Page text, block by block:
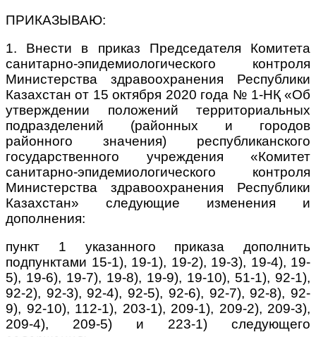
ПРИКАЗЫВАЮ:
1. Внести в приказ Председателя Комитета
санитарно-эпидемиологического контроля
Министерства здравоохранения Республики
Казахстан от 15 октября 2020 года № 1-НҚ «Об
утверждении положений территориальных
подразделений (районных и городов
районного значения) республиканского
государственного учреждения «Комитет
санитарно-эпидемиологического контроля
Министерства здравоохранения Республики
Казахстан» следующие изменения и
дополнения:
пункт 1 указанного приказа дополнить
подпунктами 15-1), 19-1), 19-2), 19-3), 19-4), 19-
5), 19-6), 19-7), 19-8), 19-9), 19-10), 51-1), 92-1),
92-2), 92-3), 92-4), 92-5), 92-6), 92-7), 92-8), 92-
9), 92-10), 112-1), 203-1), 209-1), 209-2), 209-3),
209-4), 209-5) и 223-1) следующего